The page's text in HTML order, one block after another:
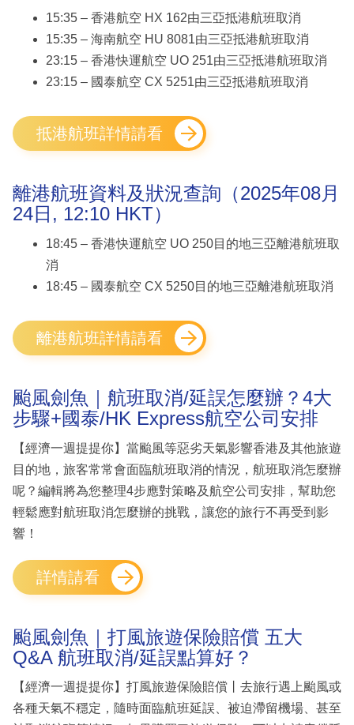
15:35 – 香港航空 HX 162由三亞抵港航班取消
15:35 – 海南航空 HU 8081由三亞抵港航班取消
23:15 – 香港快運航空 UO 251由三亞抵港航班取消
23:15 – 國泰航空 CX 5251由三亞抵港航班取消
抵港航班詳情請看
離港航班資料及狀況查詢（2025年08月
24日, 12:10 HKT）
18:45 – 香港快運航空 UO 250目的地三亞離港航班取
消
18:45 – 國泰航空 CX 5250目的地三亞離港航班取消
離港航班詳情請看
颱風劍魚｜航班取消/延誤怎麼辦？4大
步驟+國泰/HK Express航空公司安排
【經濟一週提提你】當颱風等惡劣天氣影響香港及其他旅遊
目的地，旅客常常會面臨航班取消的情況，航班取消怎麼辦
呢？編輯將為您整理4步應對策略及航空公司安排，幫助您
輕鬆應對航班取消怎麼辦的挑戰，讓您的旅行不再受到影
響！
詳情請看
颱風劍魚｜打風旅遊保險賠償 五大
Q&A 航班取消/延誤點算好？
【經濟一週提提你】打風旅遊保險賠償丨去旅行遇上颱風或
各種天氣不穩定，隨時面臨航班延誤、被迫滯留機場、甚至